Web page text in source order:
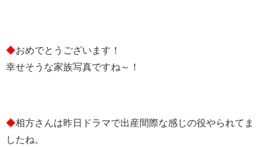
◆おめでとうございます！
幸せそうな家族写真ですね～！
◆相方さんは昨日ドラマで出産間際な感じの役やられてま
したね。